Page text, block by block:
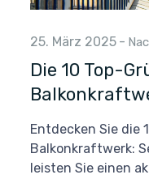
25. März 2025 -
Die 10 Top-
Entdecken Sie die
Balkonkraftwerk:
leisten Sie einen